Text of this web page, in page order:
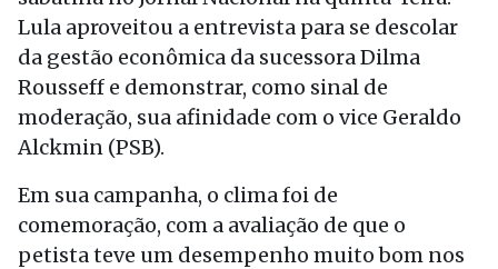
Lula aproveitou a entrevista para se descolar
da gestão econômica da sucessora Dilma
Rousseff e demonstrar, como sinal de
moderação, sua afinidade com o vice Geraldo
Alckmin (PSB).
Em sua campanha, o clima foi de
comemoração, com a avaliação de que o
petista teve um desempenho muito bom nos